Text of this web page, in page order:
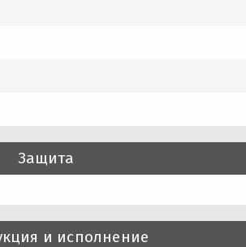
Защита
и исполнение